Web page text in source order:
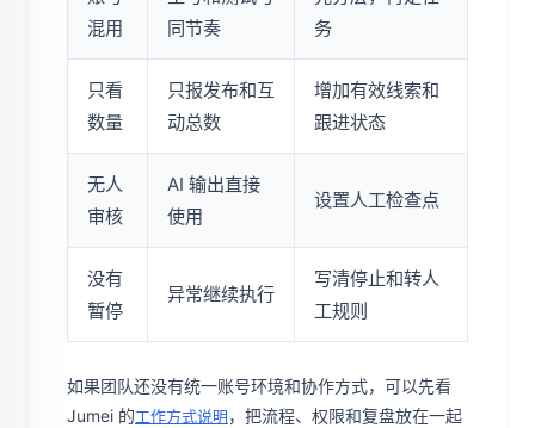
混用
同节奏
务
只看
数量
只报发布和互
动总数
增加有效线索和
跟进状态
无人
审核
AI 输出直接
使用
设置人工检查点
没有
暂停
异常继续执行
写清停止和转人
工规则
如果团队还没有统一账号环境和协作方式，可以先看
Jumei 的工作方式说明，把流程、权限和复盘放在一起